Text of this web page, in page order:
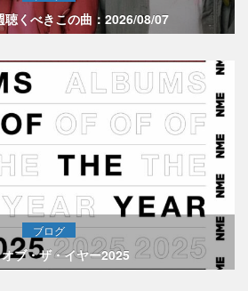
くべきこの曲：2026/08/07
ブログ
ブ・ザ・イヤー2025